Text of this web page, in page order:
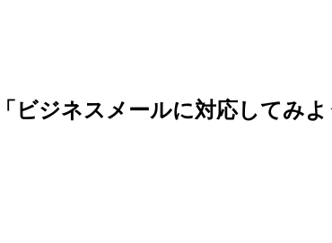
ビジネスメールに対応してみよ